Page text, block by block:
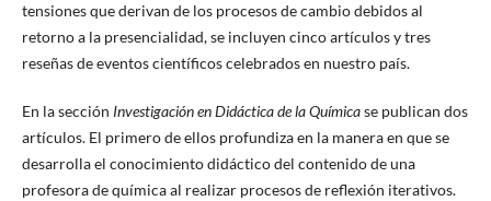
tensiones que derivan de los procesos de cambio debidos al
retorno a la presencialidad, se incluyen cinco artículos y tres
reseñas de eventos científicos celebrados en nuestro país.
En la sección Investigación en Didáctica de la Químicase publican dos
artículos. El primero de ellos profundiza en la manera en que se
desarrolla el conocimiento didáctico del contenido de una
profesora de química al realizar procesos de reflexión iterativos.